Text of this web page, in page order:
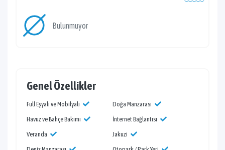
Bulunmuyor
Genel Özellikler
Full Eşyalı ve Mobilyalı
Doğa Manzarası
Havuz ve Bahçe Bakımı
İnternet Bağlantısı
Veranda
Jakuzi